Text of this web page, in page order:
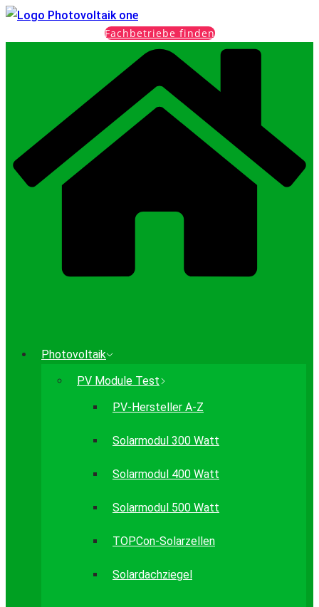
Fachbetriebe finden
Photovoltaik
PV Module Test
PV-Hersteller A-Z
Solarmodul 300 Watt
Solarmodul 400 Watt
Solarmodul 500 Watt
TOPCon-Solarzellen
Solardachziegel